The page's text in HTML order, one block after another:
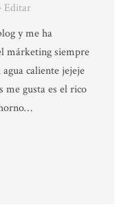
· Editar
y me ha
márketing siempre
caliente jejeje
me gusta es el rico